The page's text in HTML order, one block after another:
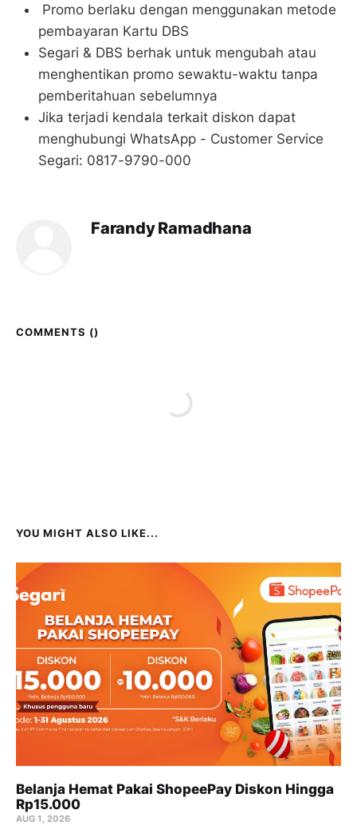
Promo berlaku dengan menggunakan metode
pembayaran Kartu DBS
Segari & DBS berhak untuk mengubah atau
menghentikan promo sewaktu-waktu tanpa
pemberitahuan sebelumnya
Jika terjadi kendala terkait diskon dapat
menghubungi WhatsApp - Customer Service
Segari: 0817-9790-000
Farandy Ramadhana
COMMENTS ()
YOU MIGHT ALSO LIKE...
Belanja Hemat Pakai ShopeePay Diskon Hingga
Rp15.000
AUG 1, 2026